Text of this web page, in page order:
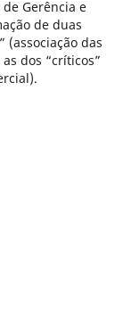
Gerência e
de duas
(associação das
dos “críticos”